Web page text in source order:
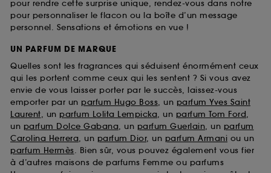
pour rendre cette surprise unique, rendez-vous dans notre
pour personnaliser le flacon ou la boîte d’un message
personnel. Sensations et émotions en vue !
UN PARFUM DE MARQUE
Quelles sont les fragrances qui séduisent énormément ceux
qui les portent comme ceux qui les sentent ? Si vous avez
envie de vous laisser porter par le succès, laissez-vous
emporter par un parfum Hugo Boss, un parfum Yves Saint
Laurent, un parfum Lolita Lempicka, un parfum Tom Ford,
un parfum Dolce Gabana, un parfum Guerlain, un parfum
Carolina Herrera, un parfum Dior, un parfum Armani ou un
parfum Hermès. Bien sûr, vous pouvez également vous fier
à d’autres maisons de parfums Femme ou parfums